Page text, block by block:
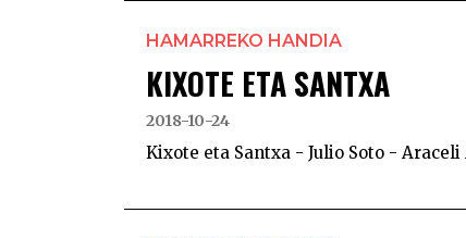
HAMARREKO HANDIA
KIXOTE ETA SANTXA
2018-10-24
Kixote eta Santxa - Julio Soto -